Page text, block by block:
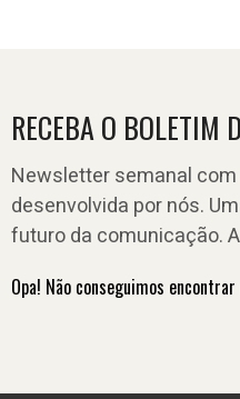
RECEBA O BOLETIM
Newsletter semanal
desenvolvida por nós.
futuro da comunicação.
Opa! Não conseguimos